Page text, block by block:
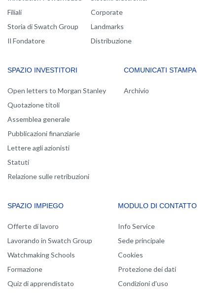
Filiali
Storia di Swatch Group
Il Fondatore
Corporate
Landmarks
Distribuzione
SPAZIO INVESTITORI
Open letters to Morgan Stanley
Quotazione titoli
Assemblea generale
Pubblicazioni finanziarie
Lettere agli azionisti
Statuti
Relazione sulle retribuzioni
COMUNICATI STAMPA
Archivio
SPAZIO IMPIEGO
Offerte di lavoro
Lavorando in Swatch Group
Watchmaking Schools
Formazione
Quiz di apprendistato
MODULO DI CONTATTO
Info Service
Sede principale
Cookies
Protezione dei dati
Condizioni d'uso